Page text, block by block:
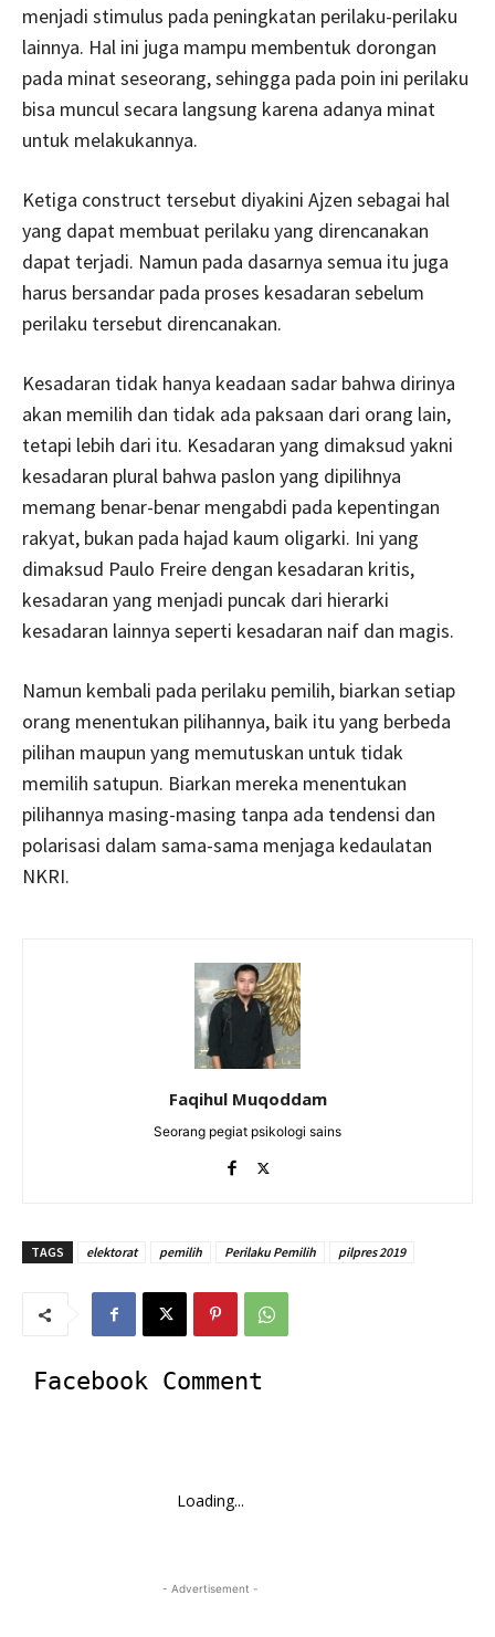
menjadi stimulus pada peningkatan perilaku-perilaku
lainnya. Hal ini juga mampu membentuk dorongan
pada minat seseorang, sehingga pada poin ini perilaku
bisa muncul secara langsung karena adanya minat
untuk melakukannya.
Ketiga construct tersebut diyakini Ajzen sebagai hal
yang dapat membuat perilaku yang direncanakan
dapat terjadi. Namun pada dasarnya semua itu juga
harus bersandar pada proses kesadaran sebelum
perilaku tersebut direncanakan.
Kesadaran tidak hanya keadaan sadar bahwa dirinya
akan memilih dan tidak ada paksaan dari orang lain,
tetapi lebih dari itu. Kesadaran yang dimaksud yakni
kesadaran plural bahwa paslon yang dipilihnya
memang benar-benar mengabdi pada kepentingan
rakyat, bukan pada hajad kaum oligarki. Ini yang
dimaksud Paulo Freire dengan kesadaran kritis,
kesadaran yang menjadi puncak dari hierarki
kesadaran lainnya seperti kesadaran naif dan magis.
Namun kembali pada perilaku pemilih, biarkan setiap
orang menentukan pilihannya, baik itu yang berbeda
pilihan maupun yang memutuskan untuk tidak
memilih satupun. Biarkan mereka menentukan
pilihannya masing-masing tanpa ada tendensi dan
polarisasi dalam sama-sama menjaga kedaulatan
NKRI.
Faqihul Muqoddam
Seorang pegiat psikologi sains
TAGS elektorat pemilih Perilaku Pemilih pilpres 2019
Facebook Comment
Loading...
- Advertisement -